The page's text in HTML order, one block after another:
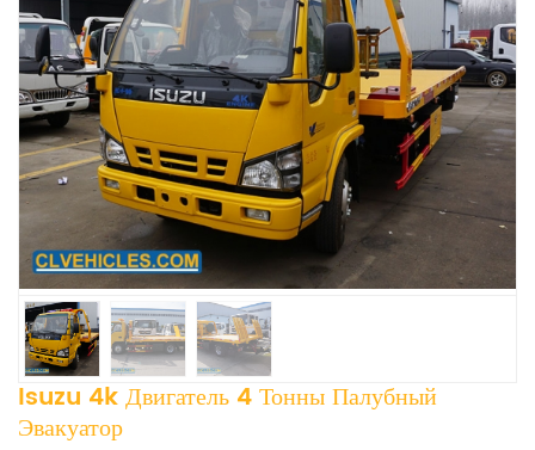
Isuzu 4k Двигатель 4 Тонны Палубный
Эвакуатор